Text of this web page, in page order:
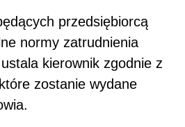
przedsiębiorcą
normy zatrudnienia
kierownik zgodnie z
zostanie wydane